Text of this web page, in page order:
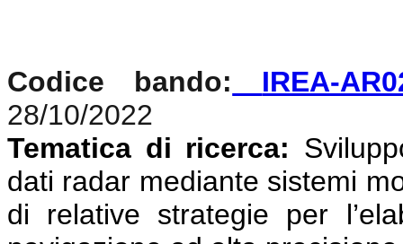
Codice bando:
IREA-
28/10/2022
Tematica di ricerca:
dati radar mediante sistemi
di relative strategie per